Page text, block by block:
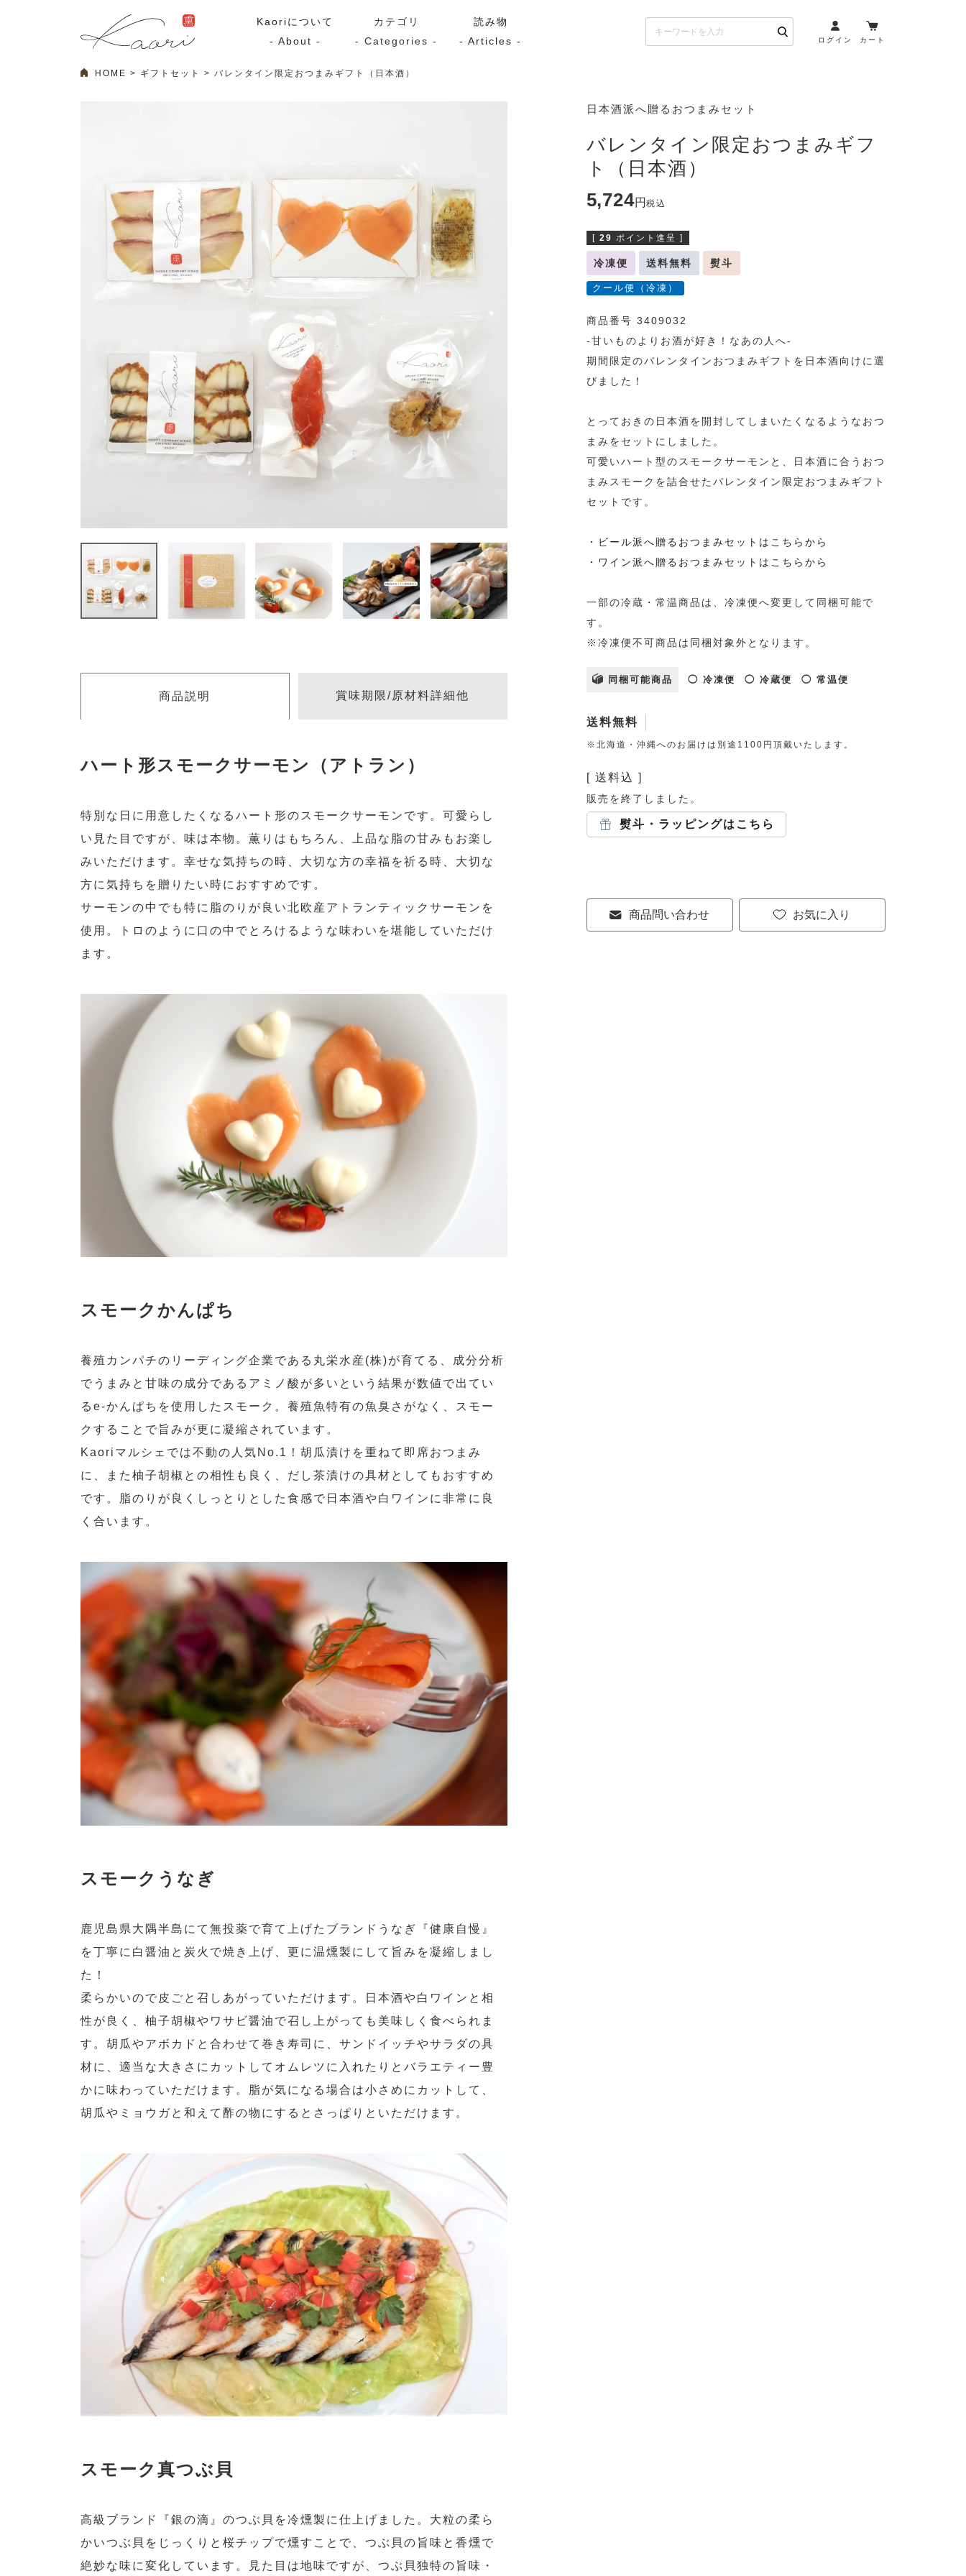
Kaoriについて
- About -
カテゴリ
- Categories -
ラッピング
漬け魚
Kaoriセレクト
ワイン・スパークリング
特集・期間限定セール 送料無料 サブスク（定期コース・頒布会）
読み物
- Articles -
ログイン カート
HOME ギフトセット バレンタイン限定おつまみギフト（日本酒）
日本酒派へ贈るおつまみセット
バレンタイン限定おつまみギフ
ト（日本酒）
5,724
税込
[ 29 ポイント進呈 ]
冷凍便 送料無料 熨斗
クール便（冷凍）
商品番号 3409032
-甘いものよりお酒が好き！なあの人へ-
期間限定のバレンタインおつまみギフトを日本酒向けに選
びました！
とっておきの日本酒を開封してしまいたくなるようなおつ
まみをセットにしました。
可愛いハート型のスモークサーモンと、日本酒に合うおつ
まみスモークを詰合せたバレンタイン限定おつまみギフト
セットです。
・ビール派へ贈るおつまみセットはこちらから
・ワイン派へ贈るおつまみセットはこちらから
一部の冷蔵・常温商品は、冷凍便へ変更して同梱可能で
す。
※冷凍便不可商品は同梱対象外となります。
同梱可能商品 ◯ 冷凍便 ◯ 冷蔵便 ◯ 常温便
送料無料
※北海道・沖縄へのお届けは別途1100円頂戴いたします。
送料込
販売を終了しました。
熨斗・ラッピングはこちら
お気に入り
商品問い合わせ
商品説明 賞味期限/原材料詳細他
ハート形スモークサーモン（アトラン）
特別な日に用意したくなるハート形のスモークサーモンです。可愛らし
い見た目ですが、味は本物。薫りはもちろん、上品な脂の甘みもお楽し
みいただけます。幸せな気持ちの時、大切な方の幸福を祈る時、大切な
方に気持ちを贈りたい時におすすめです。
サーモンの中でも特に脂のりが良い北欧産アトランティックサーモンを
使用。トロのように口の中でとろけるような味わいを堪能していただけ
ます。
スモークかんぱち
養殖カンパチのリーディング企業である丸栄水産(株)が育てる、成分分析
でうまみと甘味の成分であるアミノ酸が多いという結果が数値で出てい
るe-かんぱちを使用したスモーク。養殖魚特有の魚臭さがなく、スモー
クすることで旨みが更に凝縮されています。
Kaoriマルシェでは不動の人気No.1！胡瓜漬けを重ねて即席おつまみ
に、また柚子胡椒との相性も良く、だし茶漬けの具材としてもおすすめ
です。脂のりが良くしっとりとした食感で日本酒や白ワインに非常に良
く合います。
スモークうなぎ
鹿児島県大隅半島にて無投薬で育て上げたブランドうなぎ『健康自慢』
を丁寧に白醤油と炭火で焼き上げ、更に温燻製にして旨みを凝縮しまし
た！
柔らかいので皮ごと召しあがっていただけます。日本酒や白ワインと相
性が良く、柚子胡椒やワサビ醤油で召し上がっても美味しく食べられま
す。胡瓜やアボカドと合わせて巻き寿司に、サンドイッチやサラダの具
材に、適当な大きさにカットしてオムレツに入れたりとバラエティー豊
かに味わっていただけます。脂が気になる場合は小さめにカットして、
胡瓜やミョウガと和えて酢の物にするとさっぱりといただけます。
スモーク真つぶ貝
高級ブランド『銀の滴』のつぶ貝を冷燻製に仕上げました。大粒の柔ら
かいつぶ貝をじっくりと桜チップで燻すことで、つぶ貝の旨味と香燻で
絶妙な味に変化しています。見た目は地味ですが、つぶ貝独特の旨味・